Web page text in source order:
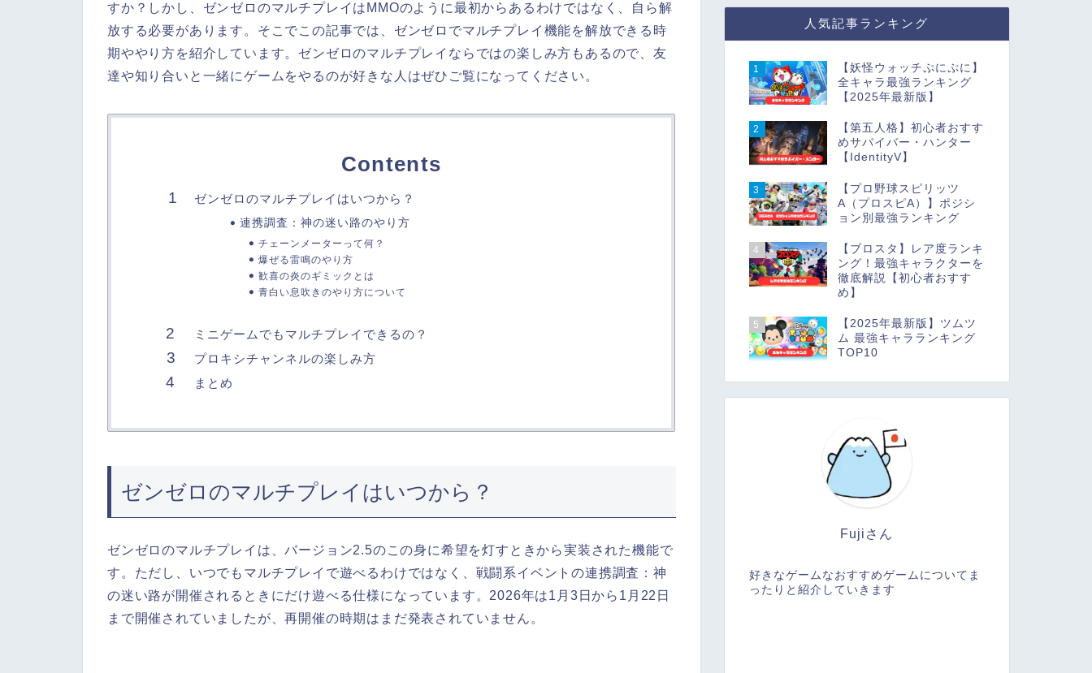
すか？しかし、ゼンゼロのマルチプレイはMMOのように最初からあるわけではなく、自ら解
放する必要があります。そこでこの記事では、ゼンゼロでマルチプレイ機能を解放できる時
期ややり方を紹介しています。ゼンゼロのマルチプレイならではの楽しみ方もあるので、友
達や知り合いと一緒にゲームをやるのが好きな人はぜひご覧になってください。
Contents
ゼンゼロのマルチプレイはいつから？
連携調査：神の迷い路のやり方
チェーンメーターって何？
爆ぜる雷鳴のやり方
歓喜の炎のギミックとは
青白い息吹きのやり方について
ミニゲームでもマルチプレイできるの？
プロキシチャンネルの楽しみ方
まとめ
ゼンゼロのマルチプレイはいつから？
ゼンゼロのマルチプレイは、バージョン2.5のこの身に希望を灯すときから実装された機能で
す。ただし、いつでもマルチプレイで遊べるわけではなく、戦闘系イベントの連携調査：神
の迷い路が開催されるときにだけ遊べる仕様になっています。2026年は1月3日から1月22日
まで開催されていましたが、再開催の時期はまだ発表されていません。
人気記事ランキング
1
【妖怪ウォッチぷにぷに】
全キャラ最強ランキング
【2025年最新版】
2
【第五人格】初心者おすす
めサバイバー・ハンター
【IdentityV】
3
【プロ野球スピリッツ
A（プロスピA）】ポジシ
ョン別最強ランキング
4
【ブロスタ】レア度ランキ
ング！最強キャラクターを
徹底解説【初心者おすす
め】
5
【2025年最新版】ツムツ
ム 最強キャラランキング
TOP10
Fujiさん
好きなゲームなおすすめゲームについてま
ったりと紹介していきます